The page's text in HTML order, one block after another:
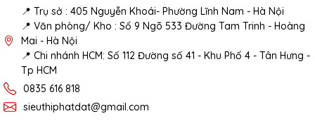
📍 Trụ sở : 405 Nguyễn Khoái- Phường Lĩnh Nam - Hà Nội
📍 Văn phòng/ Kho : Số 9 Ngõ 533 Đường Tam Trinh - Hoàng
Mai - Hà Nội
📍 Chi nhánh HCM: Số 112 Đường số 41 - Khu Phố 4 - Tân Hưng -
Tp HCM
0835 616 818
sieuthiphatdat@gmail.com